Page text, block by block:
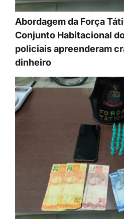
Abordagem da Força
Conjunto Habitacional
policiais apreenderam
dinheiro